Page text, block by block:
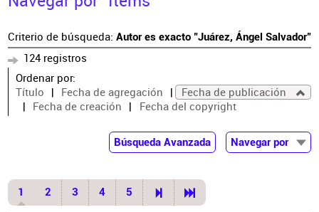
Criterio de búsqueda: Autor es exacto "Juárez, Ángel Salvador"
124 registros
Ordenar por:
Título
Fecha de agregación
Fecha de publicación
Fecha de creación
Fecha del copyright
Búsqueda Avanzada
Navegar por
1 2 3 4 5